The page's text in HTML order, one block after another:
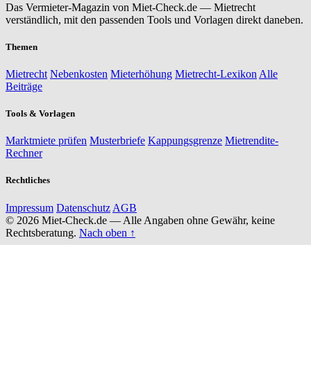
Das Vermieter-Magazin von Miet-Check.de — Mietrecht
verständlich, mit den passenden Tools und Vorlagen direkt daneben.
Themen
Mietrecht Nebenkosten Mieterhöhung Mietrecht-Lexikon Alle
Beiträge
Tools & Vorlagen
Marktmiete prüfen Musterbriefe Kappungsgrenze Mietrendite-
Rechner
Rechtliches
Impressum Datenschutz AGB
© 2026 Miet-Check.de — Alle Angaben ohne Gewähr, keine
Rechtsberatung. Nach oben ↑